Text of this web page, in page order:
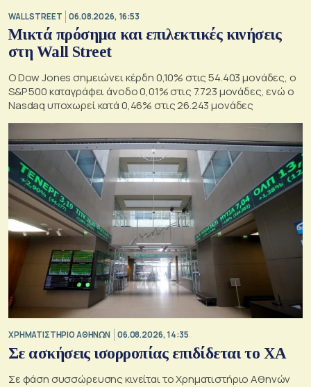
WALL STREET 06.08.2026, 16:53
Μικτά πρόσημα και επιλεκτικές κινήσεις
στη Wall Street
Ο Dow Jones σημειώνει κέρδη 0,10% στις 54.403 μονάδες, ο
S&P 500 καταγράφει άνοδο 0,01% στις 7.723 μονάδες, ενώ ο
Nasdaq υποχωρεί κατά 0,46% στις 26.243 μονάδες
XΡΗΜΑΤΙΣΤΗΡΙΟ ΑΘΗΝΩΝ 06.08.2026, 14:35
Σε ασκήσεις ισορροπίας επιδίδεται το ΧΑ
Σε φάση συσσώρευσης κινείται το Χρηματιστήριο Αθηνών